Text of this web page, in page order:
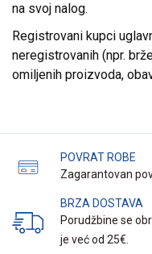
na svoj nalog.
Registrovani kupci
neregistrovanih (npr.
omiljenih proizvoda,
POVRAT ROBE
Zagarantovan
BRZA DOSTAVA
Porudžbine se
je već od 25€.